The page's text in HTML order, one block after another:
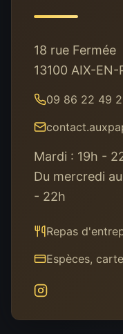
18 rue Fermée
13100 AIX-EN-
09 86 22 49
Mardi : 19h -
Du mercredi
- 22h
Repas
Espèces,